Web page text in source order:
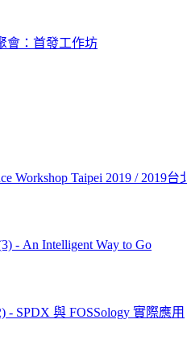
會：首發工作坊
Workshop Taipei 2019 / 2019
- An Intelligent Way to Go
- SPDX 與 FOSSology 實際應用